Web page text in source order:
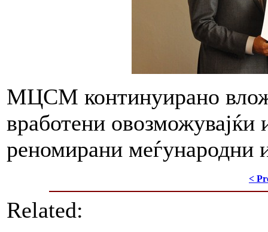
МЦСМ континуирано
вработени овозможувајќи
реномирани меѓународни
<
Related: